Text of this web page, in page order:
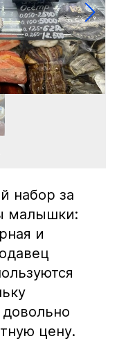
набор за
малышки:
и
цену.